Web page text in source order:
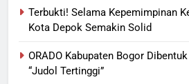
Terbukti! Selama Kepemimpinan
Kota Depok Semakin Solid
ORADO Kabupaten Bogor
“Judol Tertinggi”